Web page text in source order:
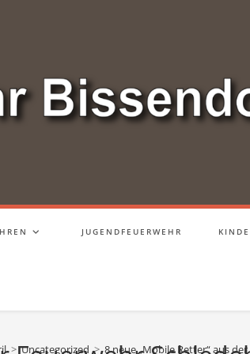
JUGENDFEUERWEHR
> Uncategorized > 8 neue „Mobile Retter“ aus